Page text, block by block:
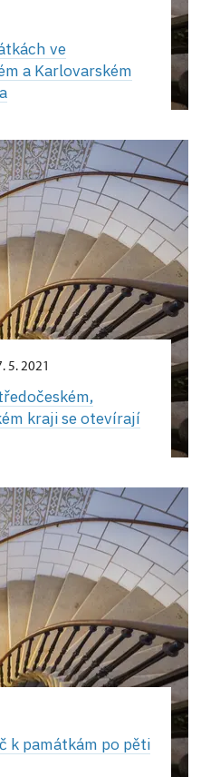
ve
a Karlovarském
5. 2021
kraji se otevírají
k památkám po pěti